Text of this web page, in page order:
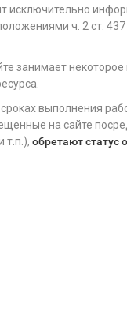
исключительно
ч. 2 ст.
занимает
выполнения
на сайте
т.п.), обретают статус